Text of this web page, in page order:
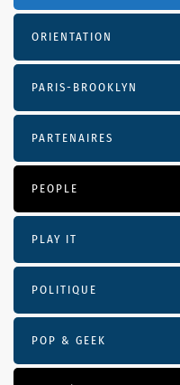
ORIENTATION
PARIS-BROOKLYN
PARTENAIRES
PEOPLE
PLAY IT
POLITIQUE
POP & GEEK